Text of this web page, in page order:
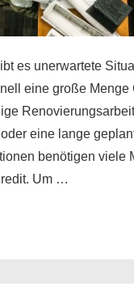
es unerwartete
eine große Menge
eine lange
benötigen viele
Um …